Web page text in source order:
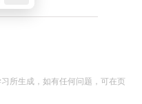
所生成，如有任何问题，可在页